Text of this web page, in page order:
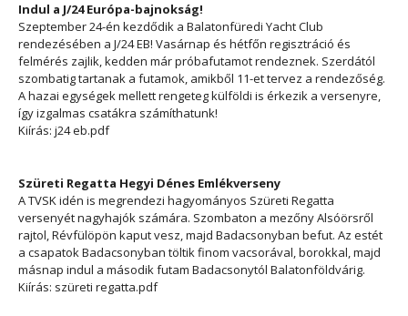
Indul a J/24 Európa-bajnokság!
Szeptember 24-én kezdődik a Balatonfüredi Yacht Club
rendezésében a J/24 EB! Vasárnap és hétfőn regisztráció és
felmérés zajlik, kedden már próbafutamot rendeznek. Szerdától
szombatig tartanak a futamok, amikből 11-et tervez a rendezőség.
A hazai egységek mellett rengeteg külföldi is érkezik a versenyre,
így izgalmas csatákra számíthatunk!
Kiírás: j24 eb.pdf
Szüreti Regatta Hegyi Dénes Emlékverseny
A TVSK idén is megrendezi hagyományos Szüreti Regatta
versenyét nagyhajók számára. Szombaton a mezőny Alsóörsről
rajtol, Révfülöpön kaput vesz, majd Badacsonyban befut. Az estét
a csapatok Badacsonyban töltik finom vacsorával, borokkal, majd
másnap indul a második futam Badacsonytól Balatonföldvárig.
Kiírás: szüreti regatta.pdf